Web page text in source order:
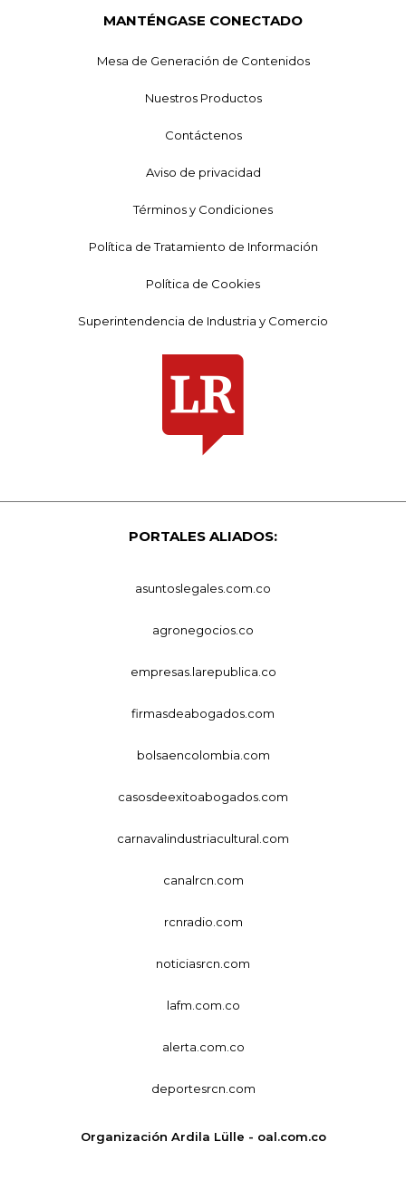
MANTÉNGASE CONECTADO
Mesa de Generación de Contenidos
Nuestros Productos
Contáctenos
Aviso de privacidad
Términos y Condiciones
Política de Tratamiento de Información
Política de Cookies
Superintendencia de Industria y Comercio
PORTALES ALIADOS:
asuntoslegales.com.co
agronegocios.co
empresas.larepublica.co
firmasdeabogados.com
bolsaencolombia.com
casosdeexitoabogados.com
carnavalindustriacultural.com
canalrcn.com
rcnradio.com
noticiasrcn.com
lafm.com.co
alerta.com.co
deportesrcn.com
Organización Ardila Lülle - oal.com.co